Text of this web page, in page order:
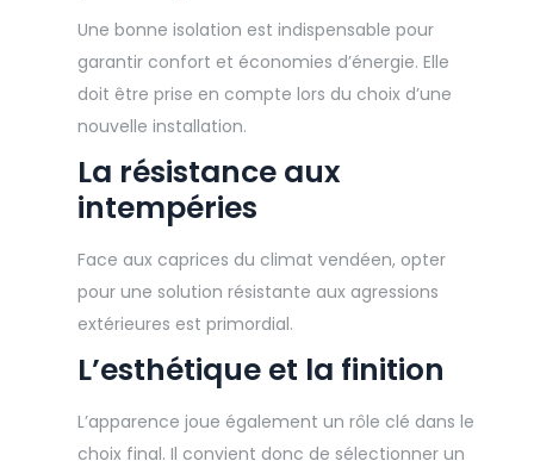
Une bonne isolation est indispensable pour
garantir confort et économies d’énergie. Elle
doit être prise en compte lors du choix d’une
nouvelle installation.
La résistance aux
intempéries
Face aux caprices du climat vendéen, opter
pour une solution résistante aux agressions
extérieures est primordial.
L’esthétique et la finition
L’apparence joue également un rôle clé dans le
choix final. Il convient donc de sélectionner un